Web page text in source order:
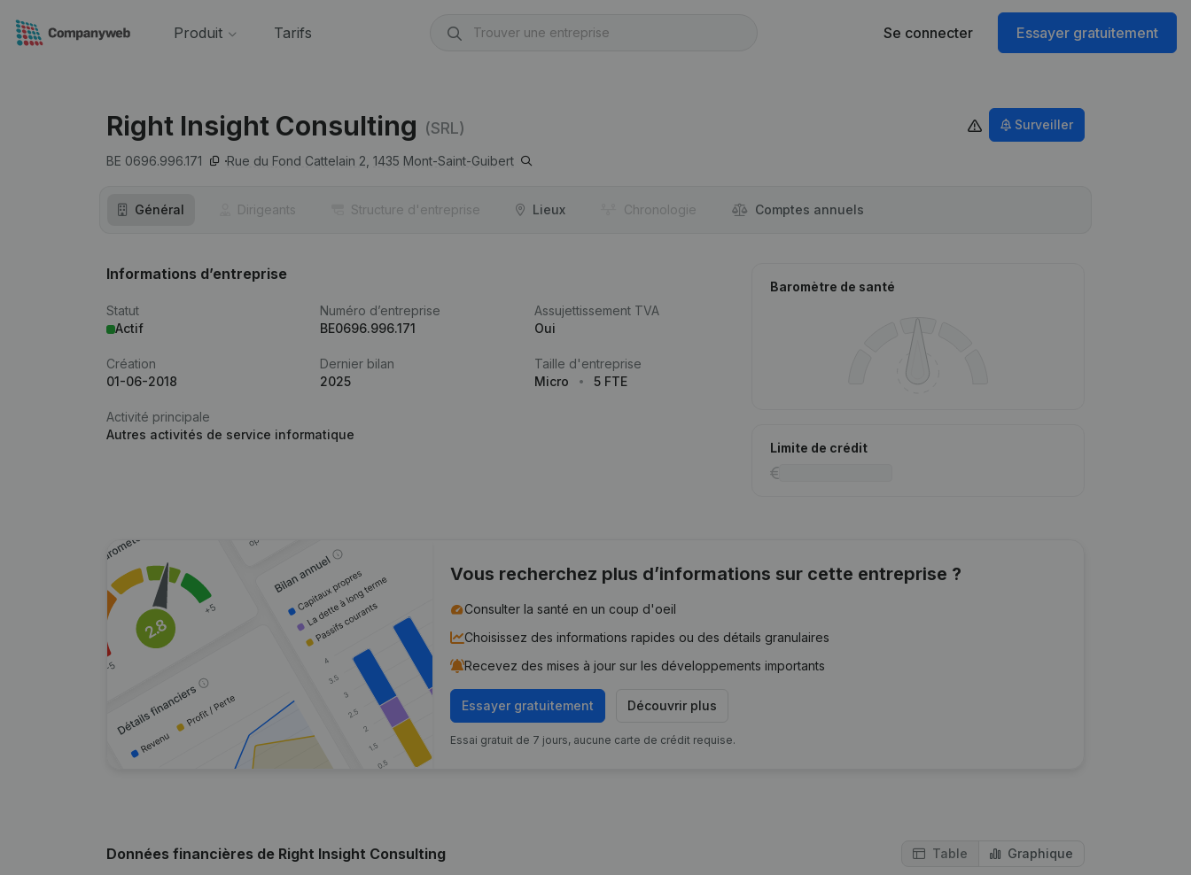
Produit Tarifs Se connecter Essayer gratuitement
Right Insight Consulting (SRL)
BE 0696.996.171 Rue du Fond Cattelain 2, 1435 Mont-Saint-Guibert
Surveiller
Général Dirigeants Structure d'entreprise Lieux Chronologie Comptes annuels
Informations d’entreprise
Statut
Actif
Numéro d’entreprise
BE0696.996.171
Assujettissement TVA
Oui
Création
01-06-2018
Dernier bilan
2025
Taille d'entreprise
Micro
5 FTE
Activité principale
Autres activités de service informatique
Baromètre de santé
Limite de crédit
Vous recherchez plus d’informations sur cette entreprise ?
Consulter la santé en un coup d'oeil
Choisissez des informations rapides ou des détails granulaires
Recevez des mises à jour sur les développements importants
Essayer gratuitement Découvrir plus
Essai gratuit de 7 jours, aucune carte de crédit requise.
Données financières de Right Insight Consulting Table Graphique